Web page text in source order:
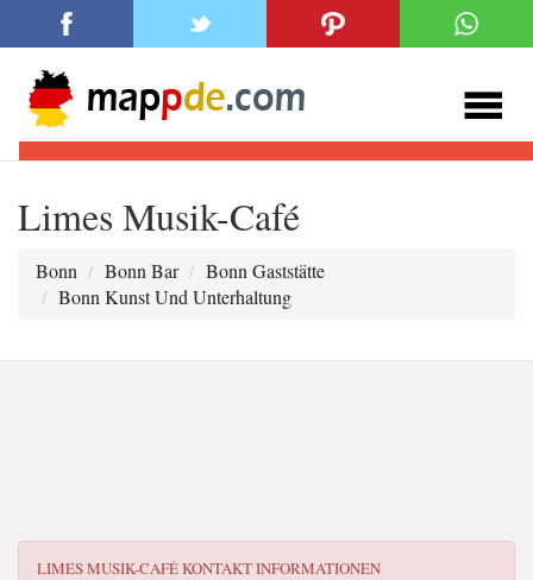
Limes Musik-Café
Bonn Bonn Bar
Bonn Gaststätte
Bonn Kunst Und Unterhaltung
LIMES MUSIK-CAFÉKONTAKT INFORMATIONEN